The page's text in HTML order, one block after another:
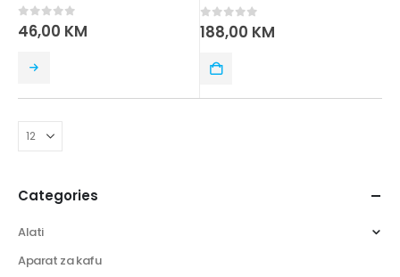
0out of 5
46,00 KM 0out of 5
188,00 KM
Categories
Alati
Aparat za kafu